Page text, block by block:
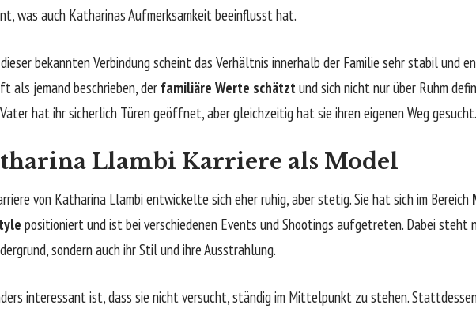
was auch Katharinas Aufmerksamkeit beeinflusst hat.
bekannten Verbindung scheint das Verhältnis innerhalb der Familie sehr stabil und
als jemand beschrieben, der familiäre Werte schätzt und sich nicht nur über Ruhm
hat ihr sicherlich Türen geöffnet, aber gleichzeitig hat sie ihren eigenen Weg gesucht.
Llambi Karriere als Model
von Katharina Llambi entwickelte sich eher ruhig, aber stetig. Sie hat sich im Bereich
positioniert und ist bei verschiedenen Events und Shootings aufgetreten. Dabei steht
sondern auch ihr Stil und ihre Ausstrahlung.
interessant ist, dass sie nicht versucht, ständig im Mittelpunkt zu stehen.